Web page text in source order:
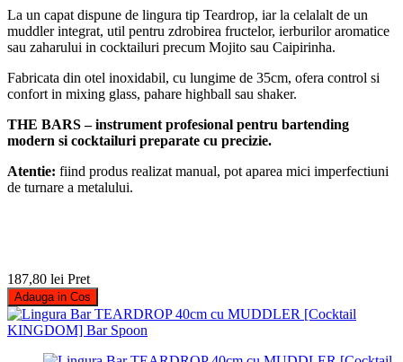
La un capat dispune de lingura tip Teardrop, iar la celalalt de un
muddler integrat, util pentru zdrobirea fructelor, ierburilor aromatice
sau zaharului in cocktailuri precum Mojito sau Caipirinha.
Fabricata din otel inoxidabil, cu lungime de 35cm, ofera control si
confort in mixing glass, pahare highball sau shaker.
THE BARS – instrument profesional pentru bartending
modern si cocktailuri preparate cu precizie.
Atentie: fiind produs realizat manual, pot aparea mici imperfectiuni
de turnare a metalului.
187,80 lei Pret
Adauga in Cos